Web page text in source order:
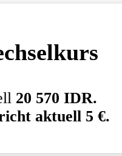
20 570 IDR.
aktuell 5 €.